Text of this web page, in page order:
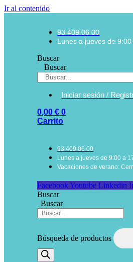
Ir al contenido
93 409 06 00
Lunes a jueves de
Buscar
Buscar
Iniciar sesión /
0,00€ 0
Carrito
93 409 06 00
Lunes a jueves de 9:00 a
Vacaciones de verano:
Facebook Youtube Linkedin
Buscar
Buscar
Búsqueda de productos